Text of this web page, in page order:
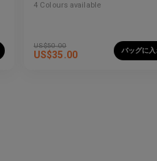
4 Colours available
US$50.00
US$35.00 バッグに入